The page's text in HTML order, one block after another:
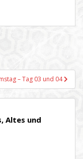
– Tag 03 und 04
Altes und